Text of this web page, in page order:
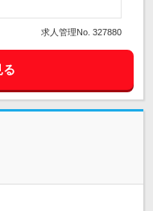
求人管理No. 327880
る